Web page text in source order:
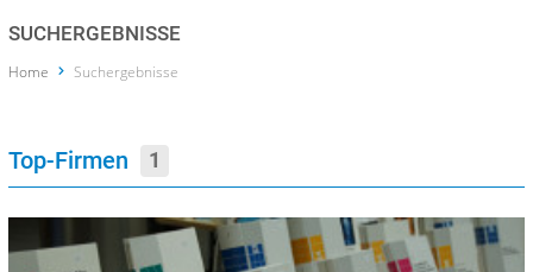
SUCHERGEBNISSE
Home Suchergebnisse
Top-Firmen 1